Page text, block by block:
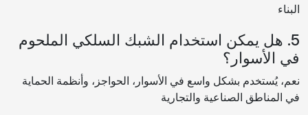
البناء
5. هل يمكن استخدام الشبك السلكي الملحوم
في الأسوار؟
نعم، يُستخدم بشكل واسع في الأسوار، الحواجز، وأنظمة الحماية
في المناطق الصناعية والتجارية